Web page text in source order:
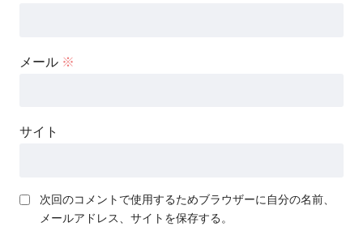
メール ※
サイト
次回のコメントで使用するためブラウザーに自分の名前、
メールアドレス、サイトを保存する。